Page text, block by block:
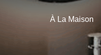
À La Maison